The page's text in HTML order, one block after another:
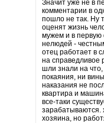
Значит уже не в
комментарии в
пошло не так. Ну
оценят жизнь
мужем и в первую
нелюдей -
отец работает в
на справедливое
шли знали на
покаяния, ни
наказания не
квартира и
все-таки
зарабатываются.
хозяина, но